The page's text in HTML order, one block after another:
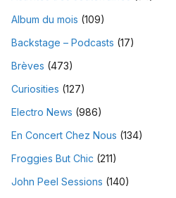
Album du mois (109)
Backstage – Podcasts (17)
Brèves (473)
Curiosities (127)
Electro News (986)
En Concert Chez Nous (134)
Froggies But Chic (211)
John Peel Sessions (140)